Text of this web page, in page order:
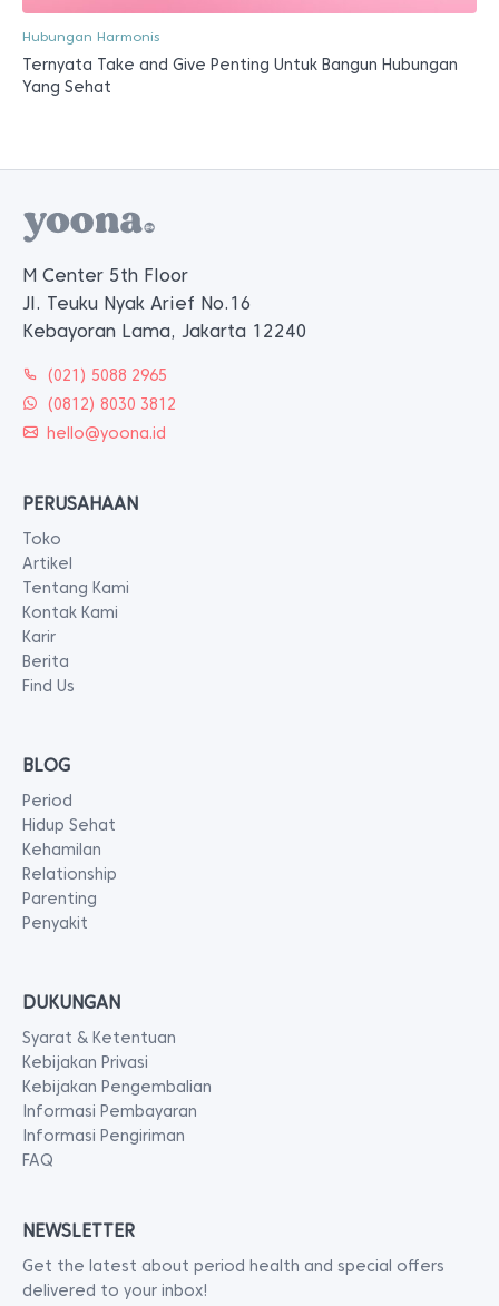
Hubungan Harmonis
Ternyata Take and Give Penting Untuk Bangun Hubungan
Yang Sehat
M Center 5th Floor
Jl. Teuku Nyak Arief No.16
Kebayoran Lama, Jakarta 12240
(021) 5088 2965
(0812) 8030 3812
hello@yoona.id
PERUSAHAAN
Toko
Artikel
Tentang Kami
Kontak Kami
Karir
Berita
Find Us
BLOG
Period
Hidup Sehat
Kehamilan
Relationship
Parenting
Penyakit
DUKUNGAN
Syarat & Ketentuan
Kebijakan Privasi
Kebijakan Pengembalian
Informasi Pembayaran
Informasi Pengiriman
FAQ
NEWSLETTER
Get the latest about period health and special offers
delivered to your inbox!